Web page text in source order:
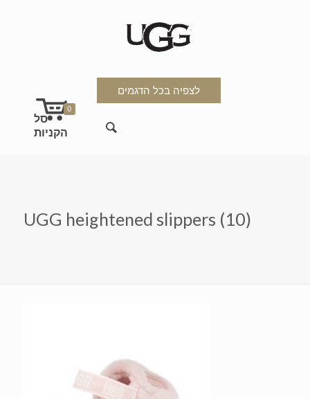
לצפיה בכל הדגמים
0
UGG heightened slippers (10)